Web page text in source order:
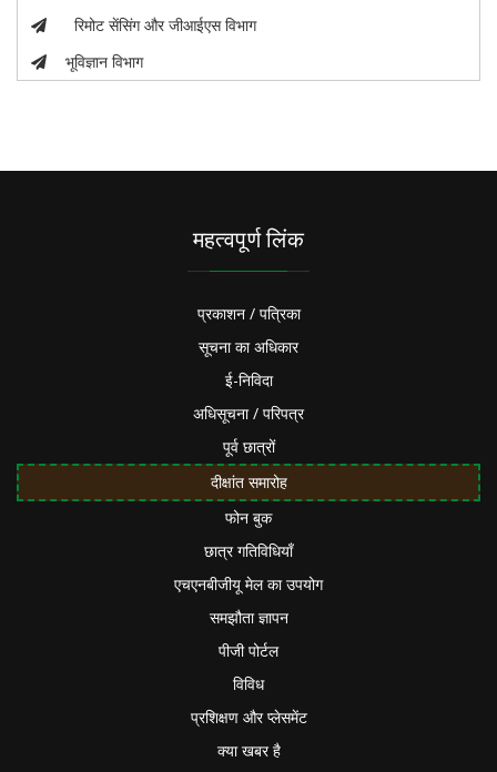
रिमोट सेंसिंग और जीआईएस विभाग
भूविज्ञान विभाग
महत्वपूर्ण लिंक
प्रकाशन / पत्रिका
सूचना का अधिकार
ई-निविदा
अधिसूचना / परिपत्र
पूर्व छात्रों
दीक्षांत समारोह
फोन बुक
छात्र गतिविधियाँ
एचएनबीजीयू मेल का उपयोग
समझौता ज्ञापन
पीजी पोर्टल
विविध
प्रशिक्षण और प्लेसमेंट
क्या खबर है